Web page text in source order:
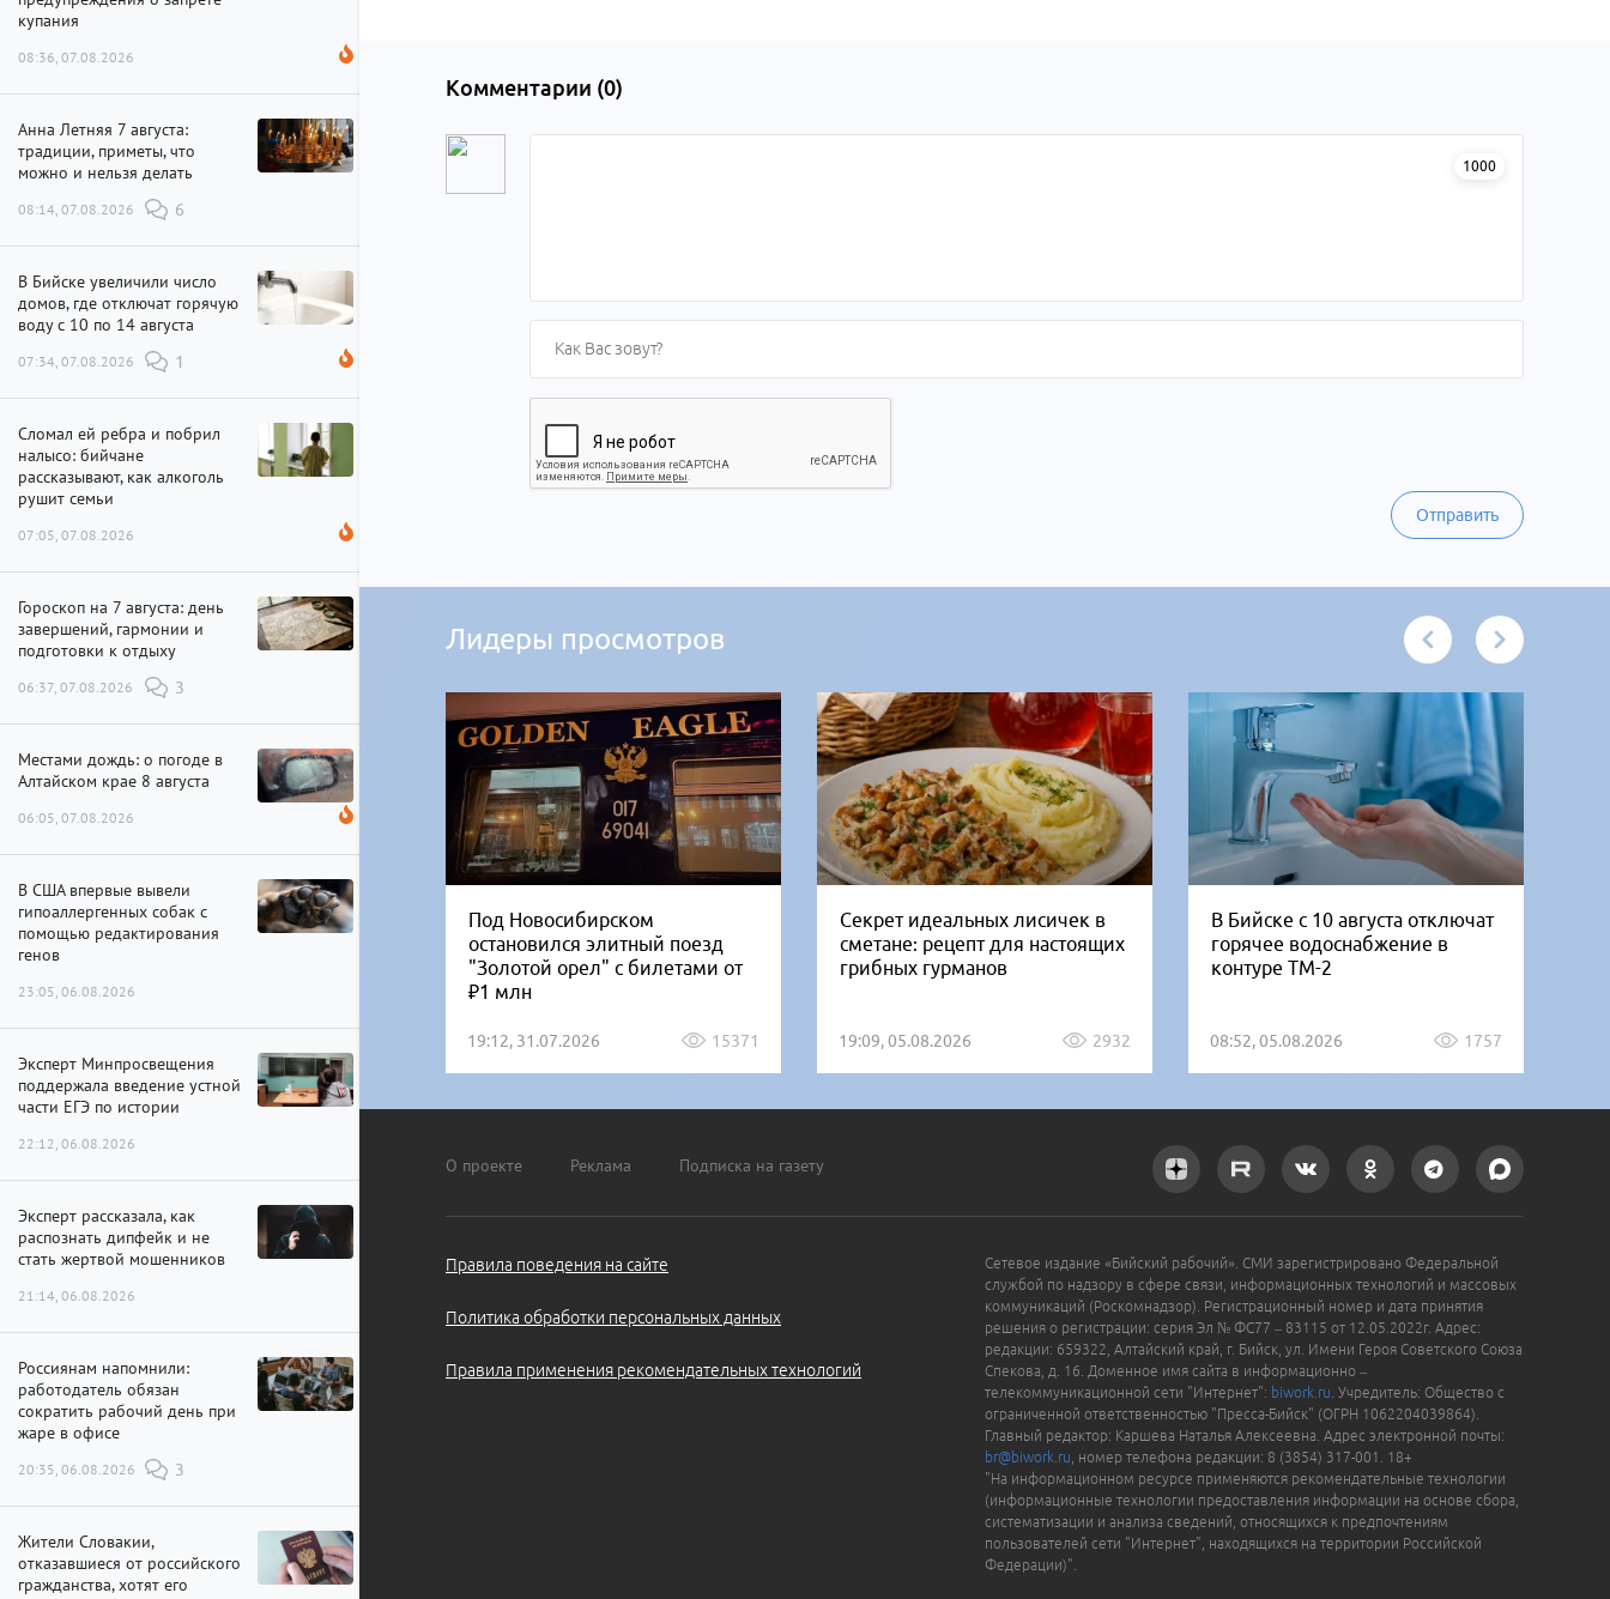
купания
08:36, 07.08.2026
Анна Летняя 7 августа:
традиции, приметы, что
можно и нельзя делать
08:14, 07.08.2026 6
В Бийске увеличили число
домов, где отключат горячую
воду с 10 по 14 августа
07:34, 07.08.2026 1
Сломал ей ребра и побрил
налысо: бийчане
рассказывают, как алкоголь
рушит семьи
07:05, 07.08.2026
Гороскоп на 7 августа: день
завершений, гармонии и
подготовки к отдыху
06:37, 07.08.2026 3
Местами дождь: о погоде в
Алтайском крае 8 августа
06:05, 07.08.2026
В США впервые вывели
гипоаллергенных собак с
помощью редактирования
генов
23:05, 06.08.2026
Эксперт Минпросвещения
поддержала введение устной
части ЕГЭ по истории
22:12, 06.08.2026
Эксперт рассказала, как
распознать дипфейк и не
стать жертвой мошенников
21:14, 06.08.2026
Россиянам напомнили:
работодатель обязан
сократить рабочий день при
жаре в офисе
20:35, 06.08.2026 3
Жители Словакии,
отказавшиеся от российского
гражданства, хотят его
Комментарии (0)
1000
Отправить
Лидеры просмотров
Под Новосибирском
остановился элитный поезд
"Золотой орел" с билетами от
₽1 млн
19:12, 31.07.2026 15371
Секрет идеальных лисичек в
сметане: рецепт для настоящих
грибных гурманов
19:09, 05.08.2026 2932
В Бийске с 10 августа отключат
горячее водоснабжение в
контуре ТМ-2
08:52, 05.08.2026 1757
О проекте Реклама Подписка на газету
Правила поведения на сайте
Политика обработки персональных данных
Правила применения рекомендательных технологий
Сетевое издание «Бийский рабочий». СМИ зарегистрировано Федеральной
службой по надзору в сфере связи, информационных технологий и массовых
коммуникаций (Роскомнадзор). Регистрационный номер и дата принятия
решения о регистрации: серия Эл № ФС77 – 83115 от 12.05.2022г. Адрес:
редакции: 659322, Алтайский край, г. Бийск, ул. Имени Героя Советского Союза
Спекова, д. 16. Доменное имя сайта в информационно –
телекоммуникационной сети "Интернет": biwork.ru . Учредитель: Общество с
ограниченной ответственностью "Пресса-Бийск" (ОГРН 1062204039864).
Главный редактор: Каршева Наталья Алексеевна. Адрес электронной почты:
br@biwork.ru , номер телефона редакции: 8 (3854) 317-001. 18+
"На информационном ресурсе применяются рекомендательные технологии
(информационные технологии предоставления информации на основе сбора,
систематизации и анализа сведений, относящихся к предпочтениям
пользователей сети "Интернет", находящихся на территории Российской
Федерации)".